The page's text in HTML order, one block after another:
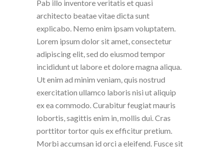
Pab illo inventore veritatis et quasi
architecto beatae vitae dicta sunt
explicabo. Nemo enim ipsam voluptatem.
Lorem ipsum dolor sit amet, consectetur
adipiscing elit, sed do eiusmod tempor
incididunt ut labore et dolore magna aliqua.
Ut enim ad minim veniam, quis nostrud
exercitation ullamco laboris nisi ut aliquip
ex ea commodo. Curabitur feugiat mauris
lobortis, sagittis enim in, mollis dui. Cras
porttitor tortor quis ex efficitur pretium.
Morbi accumsan id orci a eleifend. Fusce sit